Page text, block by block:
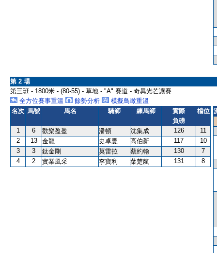
第 2 場
第三班 - 1800米 - (80-55) - 草地 - "A" 賽道 - 奇異光芒讓賽
全方位賽事重溫
餘勢分析
模擬鳥瞰重溫
名次 馬號 馬名 騎師 練馬師
實際
負磅
檔位
1 6 歡樂盈盈 潘頓 沈集成 126
11
2
13 金龍 史卓豐 高伯新 117
10
3
3 鈦金剛 莫雷拉 蔡約翰 130
7
4
2 實業風采 李寶利 葉楚航 131 8